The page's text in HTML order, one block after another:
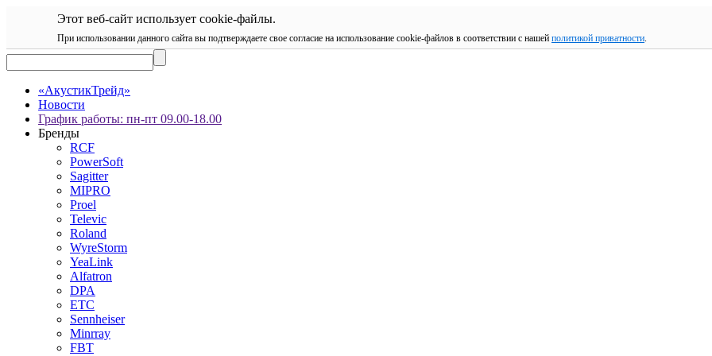
Этот веб-сайт использует cookie-файлы.
При использовании данного сайта вы подтверждаете свое согласие на использование cookie-файлов в соответствии с нашей политикой приватности.
«АкустикТрейд»
Новости
График работы: пн-пт 09.00-18.00
Бренды
RCF
PowerSoft
Sagitter
MIPRO
Proel
Televic
Roland
WyreStorm
YeaLink
Alfatron
DPA
ETC
Sennheiser
Minrray
FBT